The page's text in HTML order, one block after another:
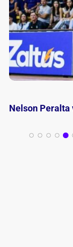
A Mitre no le